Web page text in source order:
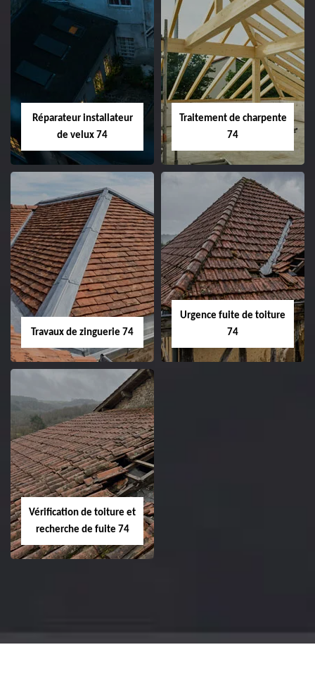
Réparateur installateur
de velux 74
Traitement de charpente
74
Travaux de zinguerie 74
Urgence fuite de toiture
74
Vérification de toiture et
recherche de fuite 74